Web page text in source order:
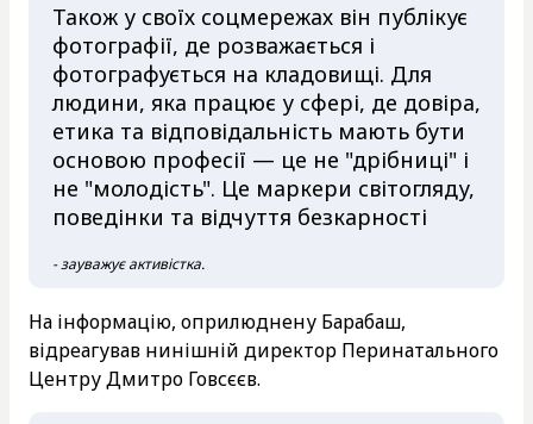
Також у своїх соцмережах він публікує
фотографії, де розважається і
фотографується на кладовищі. Для
людини, яка працює у сфері, де довіра,
етика та відповідальність мають бути
основою професії — це не "дрібниці" і
не "молодість". Це маркери світогляду,
поведінки та відчуття безкарності
- зауважує активістка.
На інформацію, оприлюднену Барабаш,
відреагував нинішній директор Перинатального
Центру Дмитро Говсєєв.